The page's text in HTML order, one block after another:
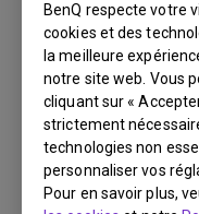
BenQ respecte votre
cookies et des
la meilleure
notre site web. Vous
cliquant sur «
strictement
technologies non
personnaliser vos
Pour en savoir plus,
0 résultats